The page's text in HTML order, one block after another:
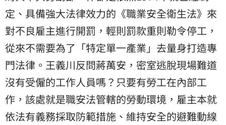
定、具備強大法律效力的《職業安全衛生法》來
對不良雇主進行開罰，輕則罰款重則勒令停工，
從來不需要為了「特定單一產業」去量身打造專
門法律。王義川反問蔣萬安，密室逃脫現場難道
沒有受僱的工作人員嗎？只要有勞工在內部工
作，該處就是職安法管轄的勞動環境，雇主本就
依法有義務採取防範措施、維持安全的避難動線